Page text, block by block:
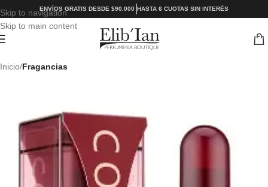
Skip to navigation
Skip to main content
ENVÍOS GRATIS DESDE $90.000 HASTA 6 CUOTAS SIN INTERÉS
Inicio Fragancias